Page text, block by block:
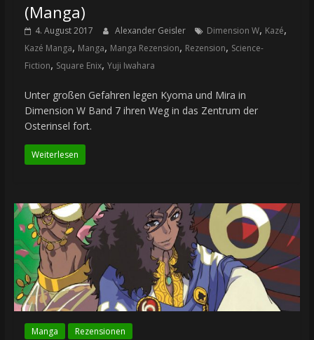
(Manga)
4. August 2017 Alexander Geisler Dimension W, Kazé,
Kazé Manga, Manga, Manga Rezension, Rezension, Science-
Fiction, Square Enix, Yuji Iwahara
Unter großen Gefahren legen Kyoma und Mira in
Dimension W Band 7 ihren Weg in das Zentrum der
Osterinsel fort.
Weiterlesen
Manga Rezensionen